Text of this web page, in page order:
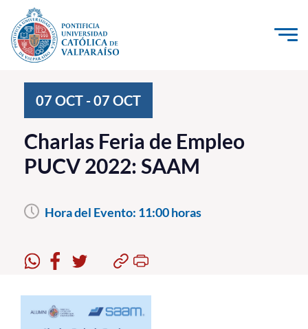
Click acá para ir directamente al contenido
Investigación, Creación e Innovación
PUCV Internacional
Vinculación con el Medio
Admisión
Postgrado
Formación Continua
07 OCT -07 OCT
Charlas Feria de Empleo
PUCV 2022: SAAM
Hora del Evento: 11:00 horas